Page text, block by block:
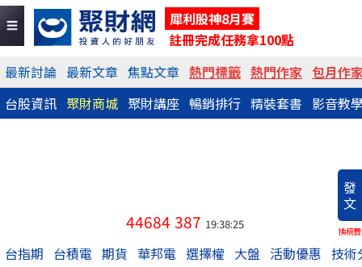
犀利股神8月賽
註冊完成任務拿100點
最新討論 最新文章 焦點文章 熱門標籤 熱門作家 包月作
台股資訊 聚財商城 聚財講座 暢銷排行 精裝套書 影音教
發
文
換稿費
44684 387 19:38:25
台指期 台積電 期貨 華邦電 選擇權 大盤 活動優惠 技術